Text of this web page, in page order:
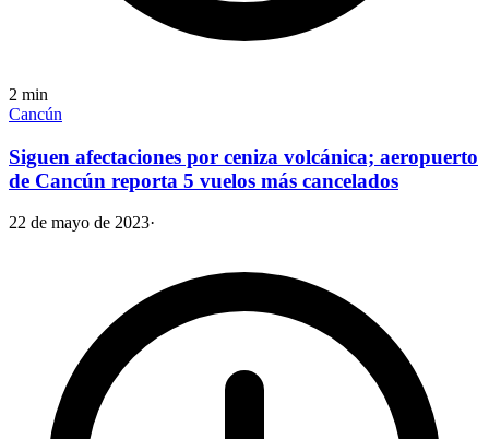
2 min
Cancún
Siguen afectaciones por ceniza volcánica; aeropuerto
de Cancún reporta 5 vuelos más cancelados
22 de mayo de 2023·